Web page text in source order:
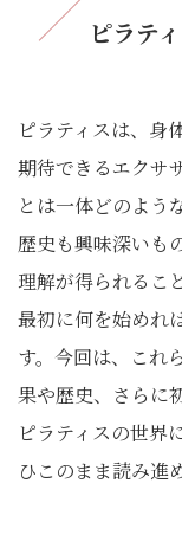
ピラテ
ピラティスは、身
期待できるエクサ
とは一体どのよう
歴史も興味深いも
理解が得られるこ
最初に何を始めれ
す。今回は、これ
果や歴史、さらに
ピラティスの世界
ひこのまま読み進